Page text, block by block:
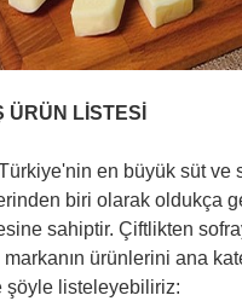
ÜRÜN LİSTESİ
en büyük süt ve
biri olarak oldukça
sahiptir. Çiftlikten
markanın ürünlerini ana
şöyle listeleyebiliriz: